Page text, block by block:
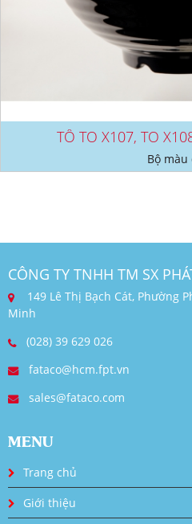
TÔ TO X107, TO
Bộ màu
CÔNG TY TNHH TM SX
149 Lê Thị Bạch Cát, Phường
Minh
(028) 39 629 026
fataco@hcm.fpt.vn
sales@fataco.com
MENU
Trang chủ
Giới thiệu